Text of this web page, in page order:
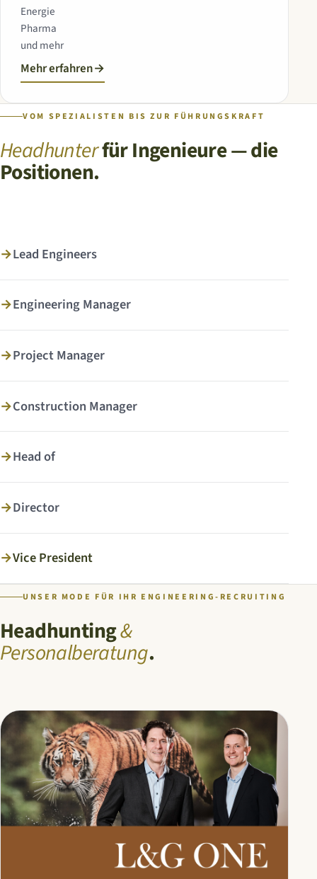
Energie
Pharma
und mehr
Mehr erfahren→
VOM SPEZIALISTEN BIS ZUR FÜHRUNGSKRAFT
Headhunterfür Ingenieure — die
Positionen.
→Lead Engineers
→Engineering Manager
→Project Manager
→Construction Manager
→Head of
→Director
→Vice President
UNSER MODE FÜR IHR ENGINEERING-RECRUITING
Headhunting&
Personalberatung.